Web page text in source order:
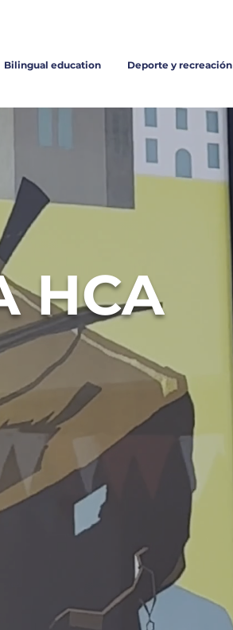
Bilingual education Deporte y recreación
HCA